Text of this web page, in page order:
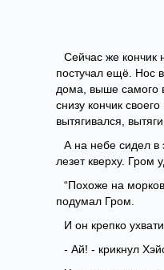
Сейчас же кончик
постучал ещё. Нос
дома, выше самого
снизу кончик
вытягивался,
А на небе сидел в
лезет кверху. Гром
“Похоже на
подумал Гром.
И он крепко
- Ай! - крикнул